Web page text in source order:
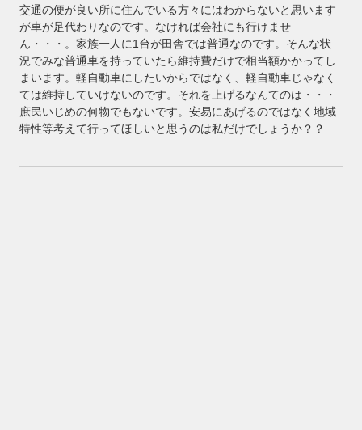
交通の便が良い所に住んでいる方々にはわからないと思います
が車が足代わりなのです。なければ会社にも行けませ
ん・・・。家族一人に1台が田舎では普通なのです。そんな状
況でみな普通車を持っていたら維持費だけで相当額かかってし
まいます。軽自動車にしたいからではなく、軽自動車じゃなく
ては維持していけないのです。それを上げるなんてのは・・・
庶民いじめの何物でもないです。安易にあげるのではなく地域
特性等考えて行ってほしいと思うのは私だけでしょうか？？